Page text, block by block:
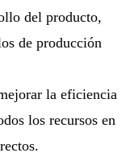
del producto,
de producción
la eficiencia
los recursos en